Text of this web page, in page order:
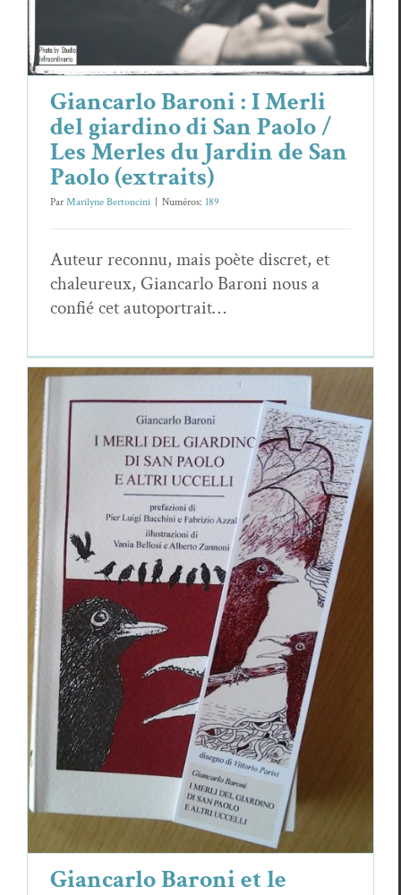
Giancarlo Baroni : I Merli
del giardino di San Paolo /
Les Merles du Jardin de San
Paolo (extraits)
ParMarilyne Bertoncini | Numéros: 189
Auteur recon­nu, mais poète dis­cret, et
chaleureux, Gian­car­lo Baroni nous a
con­fié cet autoportrait…
Giancarlo Baroni et le langage des
oiseaux.
Essais & Chroniques Gian­car­lo Baroni
Giancarlo Baroni et le